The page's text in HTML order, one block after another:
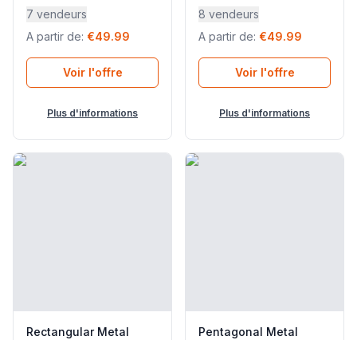
- Acier - Beige Albe
Mobilier
7 vendeurs
A partir de: €49.99
Voir l'offre
Plus d'informations
Flocon - Polaires -
Mobilier
8 vendeurs
A partir de: €49.99
Voir l'offre
Plus d'informations
Rectangular Metal
Pentagonal Metal